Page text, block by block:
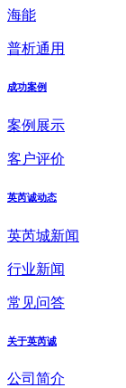
海能
普析通用
成功案例
案例展示
客户评价
英芮诚动态
英芮城新闻
行业新闻
常见问答
关于英芮诚
公司简介